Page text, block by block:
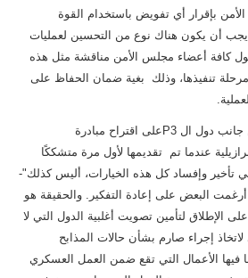
بإقرار أي تفويض باستخدام القوة
يجب أن يكون هناك نوع من التحسين لعمليات
كافة أعضاء مجلس الأمن مناقشة مثل هذه
تنفيذها، وذلك بغية ضمان الحفاظ على
وقد كان رد الفعل الأولي من جانب دول ال P3على اقتراح مبادرة
عندما تم تقديمها لأول مرة متشككًا
تأخير وإفساد كل هذه الخيارات، أليس كذلك"-
البعض على إعادة التفكير. والحقيقة هو
الإطلاق لتأمين تصويت أغلبية الدول التي لا
إجراء صارم بشأن حالات المذابح
فيها الأعمال التي تقع ضمن العمل العسكري